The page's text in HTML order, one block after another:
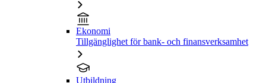
Ekonomi
Tillgänglighet för bank- och finansverksamhet
Utbildning